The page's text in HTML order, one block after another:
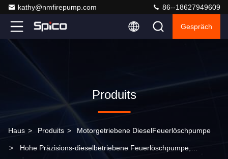
kathy@nmfirepump.com 86--18627949609
Gespräch
Produits
Haus > Produits > Motorgetriebene DieselFeuerlöschpumpe
> Hohe Präzisions-dieselbetriebene Feuerlöschpumpe,